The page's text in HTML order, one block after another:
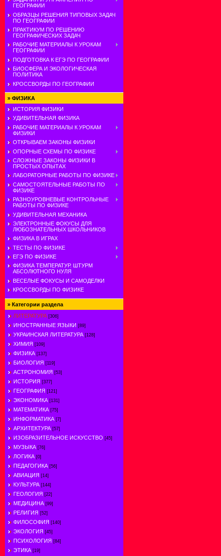
ГЕОГРАФИИ
ОБРАЗЦЫ РЕШЕНИЯ ТИПОВЫХ ЗАДАЧ
ПО ГЕОГРАФИИ
ПРАКТИКУМ ПО РЕШЕНИЮ
ГЕОГРАФИЧЕСКИХ ЗАДАЧ
РАБОЧИЕ МАТЕРИАЛЫ К УРОКАМ
ГЕОГРАФИИ
ПОДГОТОВКА К ЕГЭ ПО ГЕОГРАФИИ
БИОСФЕРА И ЭКОЛОГИЧЕСКАЯ
ПОЛИТИКА
КРОССВОРДЫ ПО ГЕОГРАФИИ
» ФИЗИКА
ИСТОРИЯ ФИЗИКИ
УДИВИТЕЛЬНАЯ ФИЗИКА
РАБОЧИЕ МАТЕРИАЛЫ К УРОКАМ
ФИЗИКИ
ОТКРЫВАЕМ ЗАКОНЫ ФИЗИКИ
ОПОРНЫЕ СХЕМЫ ПО ФИЗИКЕ
СЛОЖНЫЕ ЗАКОНЫ ФИЗИКИ В
ПРОСТЫХ ОПЫТАХ
ЛАБОРАТОРНЫЕ РАБОТЫ ПО ФИЗИКЕ
САМОСТОЯТЕЛЬНЫЕ РАБОТЫ ПО
ФИЗИКЕ
РАЗНОУРОВНЕВЫЕ КОНТРОЛЬНЫЕ
РАБОТЫ ПО ФИЗИКЕ
УДИВИТЕЛЬНАЯ МЕХАНИКА
ЭЛЕКТРОННЫЕ ФОКУСЫ ДЛЯ
ЛЮБОЗНАТЕЛЬНЫХ ШКОЛЬНИКОВ
ФИЗИКА В ИГРАХ
ТЕСТЫ ПО ФИЗИКЕ
ЕГЭ ПО ФИЗИКЕ
ФИЗИКА ТЕМПЕРАТУР. ШТУРМ
АБСОЛЮТНОГО НУЛЯ
ВЕСЕЛЫЕ ФОКУСЫ И САМОДЕЛКИ
КРОССВОРДЫ ПО ФИЗИКЕ
» Категории раздела
ЛИТЕРАТУРА [306]
ИНОСТРАННЫЕ ЯЗЫКИ [89]
УКРАИНСКАЯ ЛИТЕРАТУРА [128]
ХИМИЯ [109]
ФИЗИКА [137]
БИОЛОГИЯ [119]
АСТРОНОМИЯ [53]
ИСТОРИЯ [377]
ГЕОГРАФИЯ [121]
ЭКОНОМИКА [131]
МАТЕМАТИКА [75]
ИНФОРМАТИКА [7]
АРХИТЕКТУРА [57]
ИЗОБРАЗИТЕЛЬНОЕ ИСКУССТВО [45]
МУЗЫКА [76]
ЛОГИКА [0]
ПЕДАГОГИКА [56]
АВИАЦИЯ [14]
КУЛЬТУРА [144]
ГЕОЛОГИЯ [22]
МЕДИЦИНА [99]
РЕЛИГИЯ [52]
ФИЛОСОФИЯ [140]
ЭКОЛОГИЯ [45]
ПСИХОЛОГИЯ [84]
ЭТИКА [19]